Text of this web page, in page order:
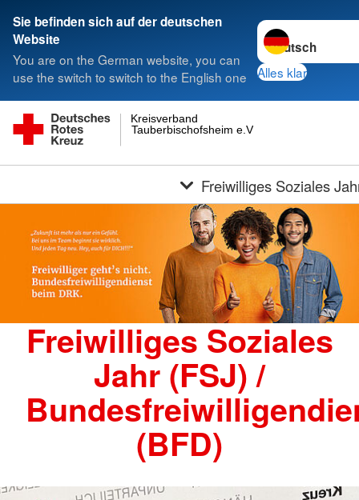
Sie befinden sich auf der deutschen
Website
You are on the German website, you can
use the switch to switch to the English one
Sprache
Alles klar
Tauberbischofsheim e.V.
Kreisverband
Freiwilliges Soziales
Freiwilliges Soziales
Jahr (FSJ) /
(BFD)